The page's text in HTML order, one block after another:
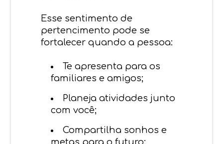
Esse sentimento de
pertencimento pode se
fortalecer quando a pessoa:
Te apresenta para os
familiares e amigos;
Planeja atividades junto
com você;
Compartilha sonhos e
metas para o futuro;